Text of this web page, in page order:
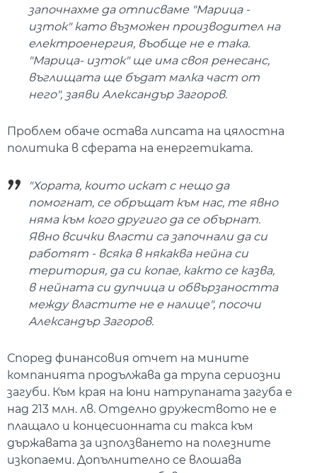
започнахме да отписваме "Марица -
изток" като възможен производител на
електроенергия, въобще не е така.
"Марица- изток" ще има своя ренесанс,
въглищата ще бъдат малка част от
него", заяви Александър Загоров.
Проблем обаче остава липсата на цялостна
политика в сферата на енергетиката.
"Хората, които искат с нещо да
помогнат, се обръщат към нас, те явно
няма към кого другиго да се обърнат.
Явно всички власти са започнали да си
работят - всяка в някаква нейна си
територия, да си копае, както се казва,
в нейната си дупчица и обвързаността
между властите не е налице", посочи
Александър Загоров.
Според финансовия отчет на мините
компанията продължава да трупа сериозни
загуби. Към края на юни натрупаната загуба е
над 213 млн. лв. Отделно дружеството не е
плащало и концесионната си такса към
държавата за използването на полезните
изкопаеми. Допълнително се влошава